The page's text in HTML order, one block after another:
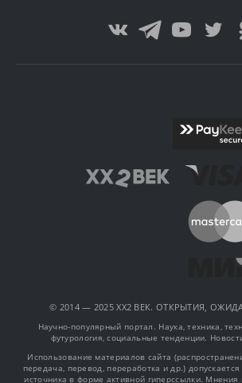
© 2014 — 2025 XX2 ВЕК. ОТКРЫТИЯ,
Научно-популярный портал. Наука, техника,
футурология, социальные тенденции.
Использование материалов сайта
передача, перевод, переработка и др.)
источника в форме активной гиперссылки. Мнения